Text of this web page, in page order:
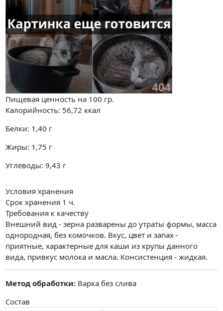
Пищевая ценность на 100 гр.
Калорийность: 56,72 ккал
Белки: 1,40 г
Жиры: 1,75 г
Углеводы: 9,43 г
Условия хранения
Срок хранения 1 ч.
Требования к качеству
Внешний вид - зерна разварены до утраты формы, масса
однородная, без комочков. Вкус, цвет и запах -
приятные, характерные для каши из крупы данного
вида, привкус молока и масла. Консистенция - жидкая.
Метод обработки: Варка без слива
Состав